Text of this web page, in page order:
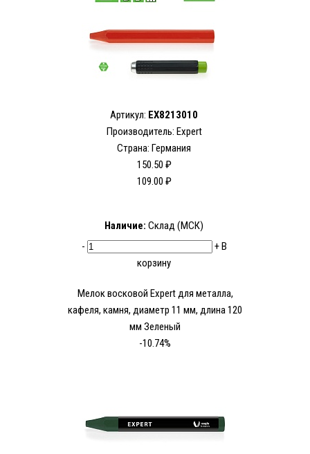
Артикул: EX8213010
Производитель: Expert
Страна: Германия
150.50 ₽
109.00 ₽
Наличие: Склад (МСК)
-
+В
корзину
Мелок восковой Expert для металла,
кафеля, камня, диаметр 11 мм, длина 120
мм Зеленый
-10.74%